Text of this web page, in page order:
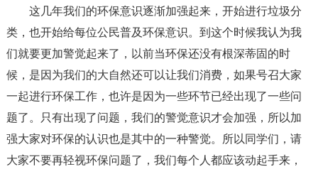
这几年我们的环保意识逐渐加强起来，开始进行垃圾分
类，也开始给每位公民普及环保意识。到这个时候我认为我
们就要更加警觉起来了，以前当环保还没有根深蒂固的时
候，是因为我们的大自然还可以让我们消费，如果号召大家
一起进行环保工作，也许是因为一些环节已经出现了一些问
题了。只有出现了问题，我们的警觉意识才会加强，所以加
强大家对环保的认识也是其中的一种警觉。所以同学们，请
大家不要再轻视环保问题了，我们每个人都应该动起手来，